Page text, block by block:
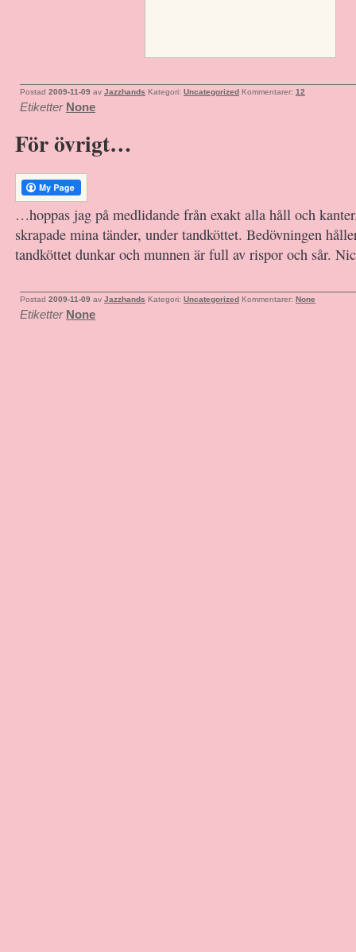
Postad 2009-11-09 av Jazzhands Kategori: Uncategorized Kommentarer: 12
Etiketter None
För övrigt…
…hoppas jag på medlidande från exakt alla håll och
skrapade mina tänder, under tandköttet. Bedövningen
tandköttet dunkar och munnen är full av rispor och sår.
Postad 2009-11-09 av Jazzhands Kategori: Uncategorized Kommentarer: None
Etiketter None